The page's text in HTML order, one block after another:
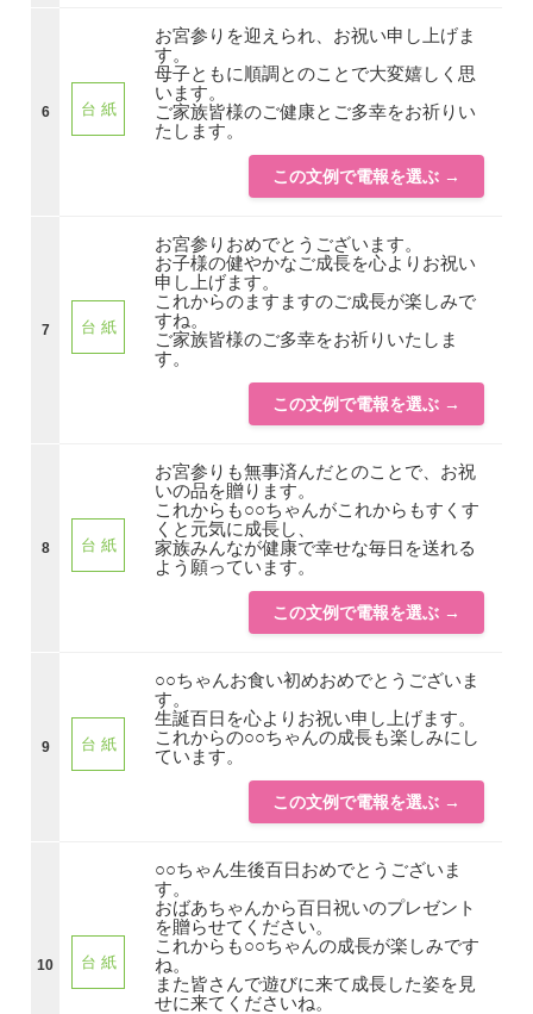
6 台 紙
お宮参りを迎えられ、お祝い申し上げま
す。
母子ともに順調とのことで大変嬉しく思
います。
ご家族皆様のご健康とご多幸をお祈りい
たします。
この文例で電報を選ぶ →
7 台 紙
お宮参りおめでとうございます。
お子様の健やかなご成長を心よりお祝い
申し上げます。
これからのますますのご成長が楽しみで
すね。
ご家族皆様のご多幸をお祈りいたしま
す。
この文例で電報を選ぶ →
8 台 紙
お宮参りも無事済んだとのことで、お祝
いの品を贈ります。
これからも○○ちゃんがこれからもすくす
くと元気に成長し、
家族みんなが健康で幸せな毎日を送れる
よう願っています。
この文例で電報を選ぶ →
9 台 紙
○○ちゃんお食い初めおめでとうございま
す。
生誕百日を心よりお祝い申し上げます。
これからの○○ちゃんの成長も楽しみにし
ています。
この文例で電報を選ぶ →
10 台 紙
○○ちゃん生後百日おめでとうございま
す。
おばあちゃんから百日祝いのプレゼント
を贈らせてください。
これからも○○ちゃんの成長が楽しみです
ね。
また皆さんで遊びに来て成長した姿を見
せに来てくださいね。